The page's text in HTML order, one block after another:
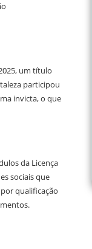
um título
participou
invicta, o que
da Licença
sociais que
qualificação